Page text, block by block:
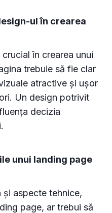
ul în crearea
în crearea unui
trebuie să fie clar
atractive și ușor
Un design potrivit
decizia
unui landing page
și aspecte tehnice,
page, ar trebui să